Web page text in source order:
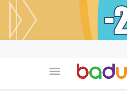
menu